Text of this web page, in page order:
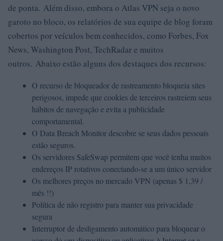
de ponta. Além disso, embora o Atlas VPN seja o novo
garoto no bloco, os relatórios de sua equipe de blog foram
cobertos por veículos bem conhecidos, como Forbes, Fox
News, Washington Post, TechRadar e muitos
outros. Abaixo estão alguns dos destaques dos recursos:
O recurso de bloqueador de rastreamento bloqueia sites
perigosos, impede que cookies de terceiros rastreiem seus
hábitos de navegação e evita a publicidade
comportamental.
O Data Breach Monitor descobre se seus dados pessoais
estão seguros.
Os servidores SafeSwap permitem que você tenha muitos
endereços IP rotativos conectando-se a um único servidor
Os melhores preços no mercado VPN (apenas $ 1,39 /
mês !!)
Política de não registro para manter sua privacidade
segura
Interruptor de desligamento automático para bloquear o